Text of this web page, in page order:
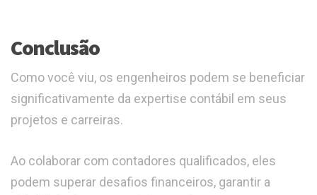
Conclusão
Como você viu, os engenheiros podem se beneficiar
significativamente da expertise contábil em seus
projetos e carreiras.
Ao colaborar com contadores qualificados, eles
podem superar desafios financeiros, garantir a